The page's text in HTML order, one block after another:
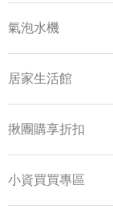
氣泡水機
居家生活館
揪團購享折扣
小資買買專區